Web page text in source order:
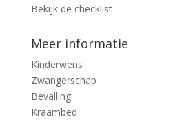
Bekijk de checklist
Meer informatie
Kinderwens
Zwangerschap
Bevalling
Kraambed